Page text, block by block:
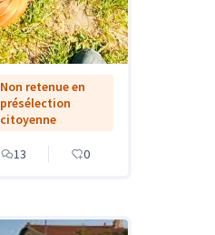
Non retenue en
présélection
citoyenne
13 0